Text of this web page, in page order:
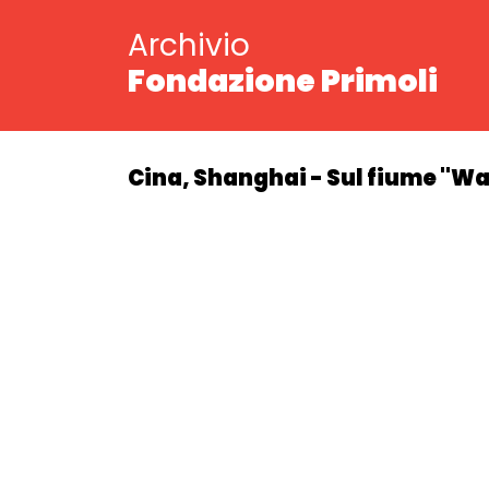
Archivio
Fondazione Primoli
Cina, Shanghai - Sul fiume